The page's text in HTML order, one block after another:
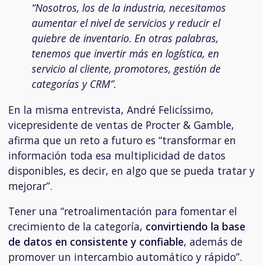
“Nosotros, los de la industria, necesitamos
aumentar el nivel de servicios y reducir el
quiebre de inventario. En otras palabras,
tenemos que invertir más en logística, en
servicio al cliente, promotores, gestión de
categorías y CRM”.
En la misma entrevista, André Felicíssimo,
vicepresidente de ventas de Procter & Gamble,
afirma que un reto a futuro es “transformar en
información toda esa multiplicidad de datos
disponibles, es decir, en algo que se pueda tratar y
mejorar”.
Tener una “retroalimentación para fomentar el
crecimiento de la categoría, convirtiendo la base
de datos en consistente y confiable, además de
promover un intercambio automático y rápido”.